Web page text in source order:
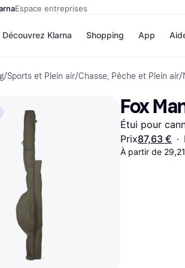
Espace entreprises
Découvrez Klarna
Options de
paiement
Payer maintenant
Paiement en 3 fois
Paiement à 30 jours
Klarna sur Apple Pay
Shopping
Magasins
Airbnb
Temu
JD
App
/Sports et Plein air/Chasse, Pêche et Plein air/
Fox
Étui pour
Prix87,63 € ·
À partir de